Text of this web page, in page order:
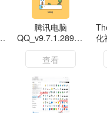
腾讯电脑
QQ_v9.7.1.28929
绿色版
查看
化